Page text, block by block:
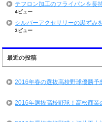
テフロン加工のフライパンを長
4ビュー
シルバーアクセサリーの黒ずみ
3ビュー
最近の投稿
2016年春の選抜高校野球優勝予
2016年選抜高校野球！高松商業